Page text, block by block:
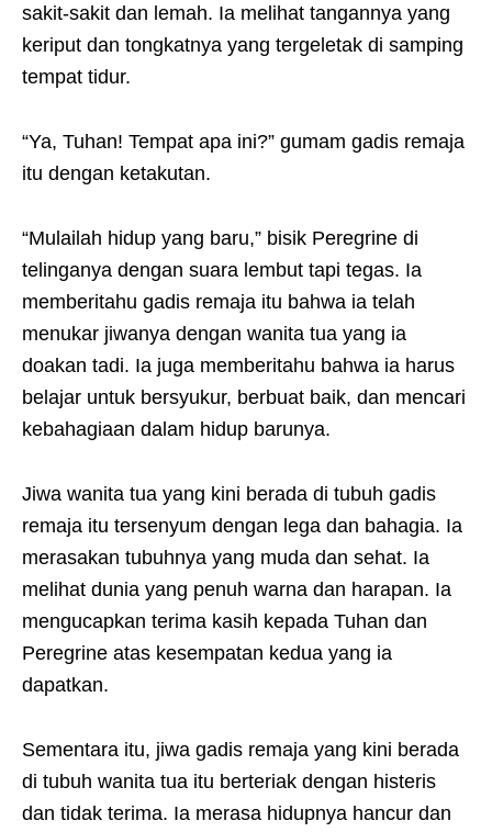
sakit-sakit dan lemah. Ia melihat tangannya yang
keriput dan tongkatnya yang tergeletak di samping
tempat tidur.
“Ya, Tuhan! Tempat apa ini?” gumam gadis remaja
itu dengan ketakutan.
“Mulailah hidup yang baru,” bisik Peregrine di
telinganya dengan suara lembut tapi tegas. Ia
memberitahu gadis remaja itu bahwa ia telah
menukar jiwanya dengan wanita tua yang ia
doakan tadi. Ia juga memberitahu bahwa ia harus
belajar untuk bersyukur, berbuat baik, dan mencari
kebahagiaan dalam hidup barunya.
Jiwa wanita tua yang kini berada di tubuh gadis
remaja itu tersenyum dengan lega dan bahagia. Ia
merasakan tubuhnya yang muda dan sehat. Ia
melihat dunia yang penuh warna dan harapan. Ia
mengucapkan terima kasih kepada Tuhan dan
Peregrine atas kesempatan kedua yang ia
dapatkan.
Sementara itu, jiwa gadis remaja yang kini berada
di tubuh wanita tua itu berteriak dengan histeris
dan tidak terima. Ia merasa hidupnya hancur dan